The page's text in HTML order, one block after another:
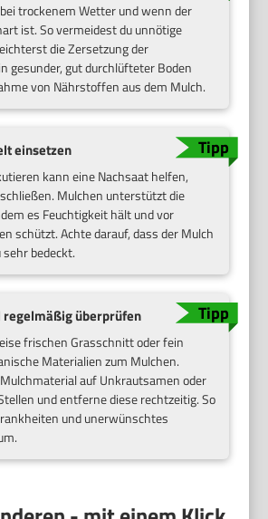
trockenem Wetter und wenn der
ist. So vermeidest du unnötige
die Zersetzung der
gesunder, gut durchlüfteter Boden
von Nährstoffen aus dem Mulch.
einsetzen
kann eine Nachsaat helfen,
Mulchen unterstützt die
es Feuchtigkeit hält und vor
schützt. Achte darauf, dass der Mulch
bedeckt.
überprüfen
frischen Grasschnitt oder fein
Materialien zum Mulchen.
auf Unkrautsamen oder
und entferne diese rechtzeitig. So
und unerwünschtes